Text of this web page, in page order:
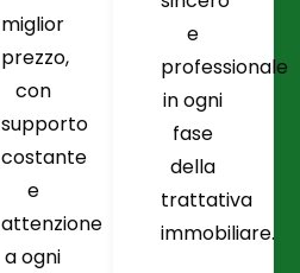
miglior
prezzo,
con
supporto
costante
e
attenzione
a ogni
e
professionale
in ogni
fase
della
trattativa
immobiliare.